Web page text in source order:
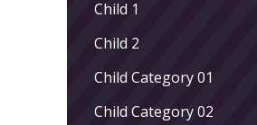
Child 1
Child 2
Child Category 01
Child Category 02